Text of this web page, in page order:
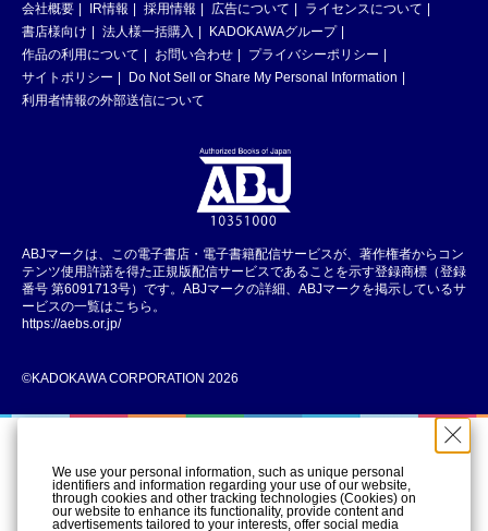
会社概要 IR情報 採用情報 広告について
ライセンスについて
書店様向け
法人様一括購入
KADOKAWAグループ
作品の利用について
お問い合わせ
プライバシーポリシー
サイトポリシー
Do Not Sell or Share My Personal Information
利用者情報の外部送信について
ABJマークは、この電子書店・電子書籍配信サービスが、著作権者からコン
テンツ使用許諾を得た正規版配信サービスであることを示す登録商標（登録
番号 第6091713号）です。ABJマークの詳細、ABJマークを掲示しているサ
ービスの一覧はこちら。
https://aebs.or.jp/
©KADOKAWA CORPORATION 2026
We use your personal information, such as unique personal
identifiers and information regarding your use of our website,
through cookies and other tracking technologies (Cookies) on
our website to enhance its functionality, provide content and
advertisements tailored to your interests, offer social media